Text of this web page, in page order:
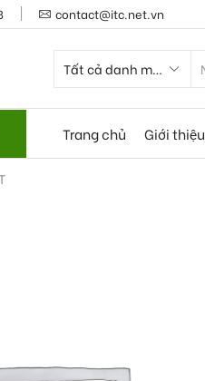
contact@itc.net.vn
Trang chủ Giới thiệu